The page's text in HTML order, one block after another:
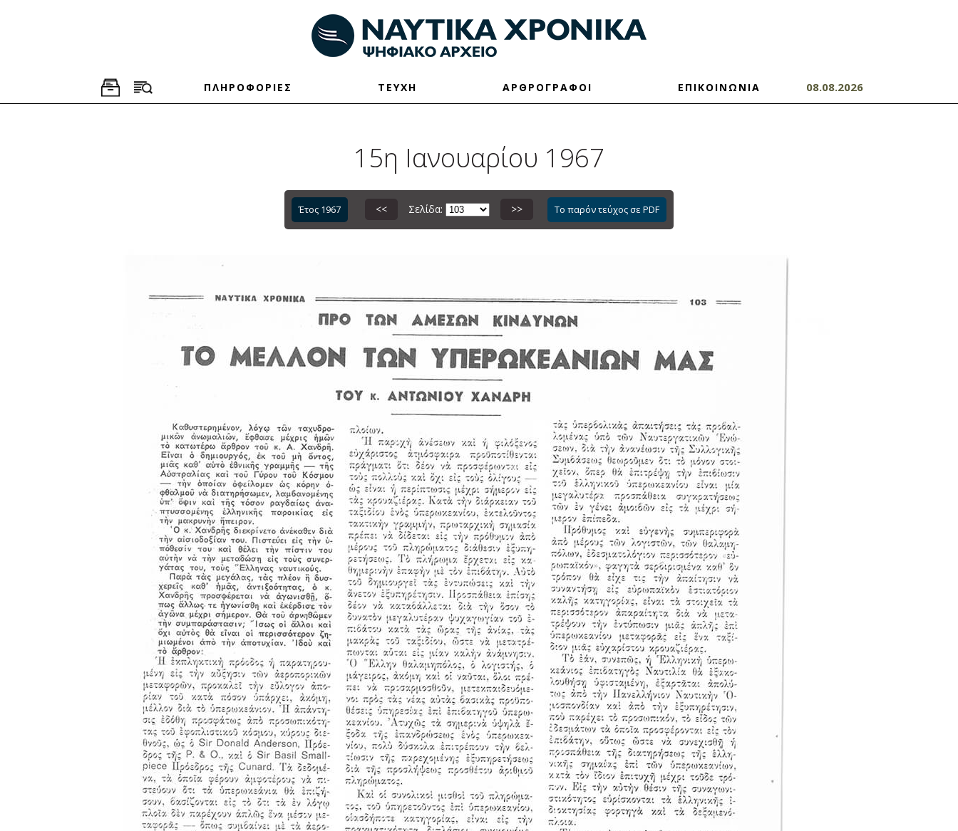
ΠΛΗΡΟΦΟΡΙΕΣ ΤΕΥΧΗ ΑΡΘΡΟΓΡΑΦΟΙ ΕΠΙΚΟΙΝΩΝΙΑ 08.08.2026
15η Ιανουαρίου 1967
Έτος 1967 << Σελίδα: >> Το παρόν τεύχος σε PDF